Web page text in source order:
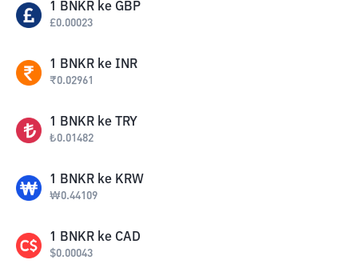
1 BNKR ke GBP
£0.00023
1 BNKR ke INR
₹0.02961
1 BNKR ke TRY
₺0.01482
1 BNKR ke KRW
₩0.44109
1 BNKR ke CAD
$0.00043